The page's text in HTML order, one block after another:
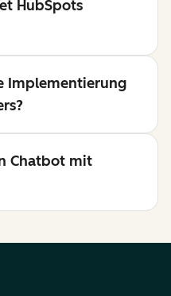
HubSpots
Implementierung
Chatbot mit